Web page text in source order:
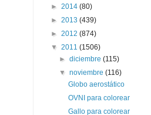
► 2014 (80)
► 2013 (439)
► 2012 (874)
▼ 2011 (1506)
►diciembre(115)
▼noviembre(116)
Globo aerostático
OVNI para colorear
Gallo para colorear